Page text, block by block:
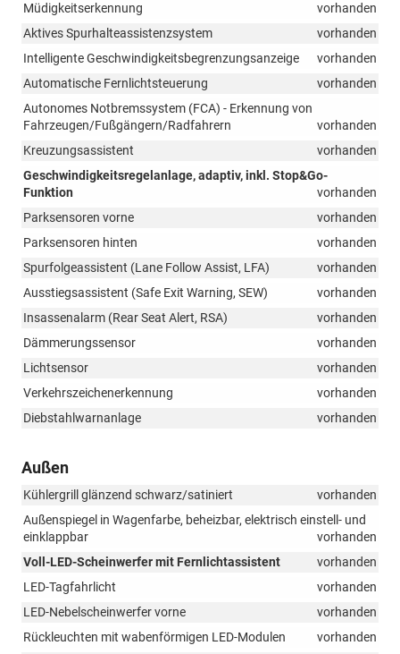
Müdigkeitserkennung
vorhanden
Aktives Spurhalteassistenzsystem
vorhanden
Intelligente Geschwindigkeitsbegrenzungsanzeige
vorhanden
Automatische Fernlichtsteuerung
vorhanden
Autonomes Notbremssystem (FCA) - Erkennung von
Fahrzeugen/Fußgängern/Radfahrern
vorhanden
Kreuzungsassistent
vorhanden
Geschwindigkeitsregelanlage, adaptiv, inkl. Stop&Go-
Funktion
vorhanden
Parksensoren vorne
vorhanden
Parksensoren hinten
vorhanden
Spurfolgeassistent (Lane Follow Assist, LFA)
vorhanden
Ausstiegsassistent (Safe Exit Warning, SEW)
vorhanden
Insassenalarm (Rear Seat Alert, RSA)
vorhanden
Dämmerungssensor
vorhanden
Lichtsensor
vorhanden
Verkehrszeichenerkennung
vorhanden
Diebstahlwarnanlage
vorhanden
Außen
Kühlergrill glänzend schwarz/satiniert
vorhanden
Außenspiegel in Wagenfarbe, beheizbar, elektrisch einstell- und
einklappbar
vorhanden
Voll-LED-Scheinwerfer mit Fernlichtassistent
vorhanden
LED-Tagfahrlicht
vorhanden
LED-Nebelscheinwerfer vorne
vorhanden
Rückleuchten mit wabenförmigen LED-Modulen
vorhanden